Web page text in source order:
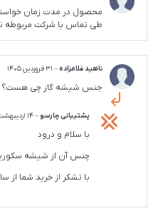
محصول در مدت زمان
طی تماس با شرکت مربوطه
ناهید غلامزاده– 31 فروردین 1405
جنس شیشه گاز چی
پشتیبانی چارسو–14 اردیبهشت 1405
با سلام و درود
چنس آن از شیشه
با تشکر از خرید شما از